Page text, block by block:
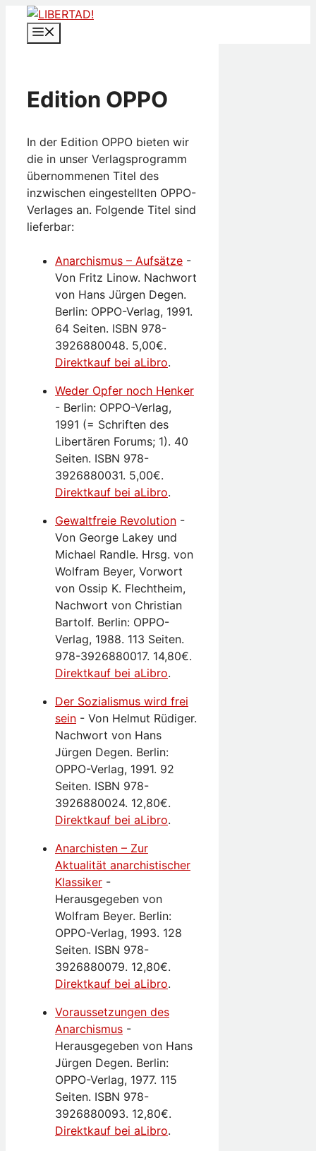
Zum
Inhalt
springen
Edition OPPO
In der Edition OPPO bieten wir
die in unser Verlagsprogramm
übernommenen Titel des
inzwischen eingestellten OPPO-
Verlages an. Folgende Titel sind
lieferbar:
Anarchismus – Aufsätze -
Von Fritz Linow. Nachwort
von Hans Jürgen Degen.
Berlin: OPPO-Verlag, 1991.
64 Seiten. ISBN 978-
3926880048. 5,00€.
Direktkauf bei aLibro.
Weder Opfer noch Henker
- Berlin: OPPO-Verlag,
1991 (= Schriften des
Libertären Forums; 1). 40
Seiten. ISBN 978-
3926880031. 5,00€.
Direktkauf bei aLibro.
Gewaltfreie Revolution -
Von George Lakey und
Michael Randle. Hrsg. von
Wolfram Beyer, Vorwort
von Ossip K. Flechtheim,
Nachwort von Christian
Bartolf. Berlin: OPPO-
Verlag, 1988. 113 Seiten.
978-3926880017. 14,80€.
Direktkauf bei aLibro.
Der Sozialismus wird frei
sein - Von Helmut Rüdiger.
Nachwort von Hans
Jürgen Degen. Berlin:
OPPO-Verlag, 1991. 92
Seiten. ISBN 978-
3926880024. 12,80€.
Direktkauf bei aLibro.
Anarchisten – Zur
Aktualität anarchistischer
Klassiker -
Herausgegeben von
Wolfram Beyer. Berlin:
OPPO-Verlag, 1993. 128
Seiten. ISBN 978-
3926880079. 12,80€.
Direktkauf bei aLibro.
Voraussetzungen des
Anarchismus -
Herausgegeben von Hans
Jürgen Degen. Berlin:
OPPO-Verlag, 1977. 115
Seiten. ISBN 978-
3926880093. 12,80€.
Direktkauf bei aLibro.